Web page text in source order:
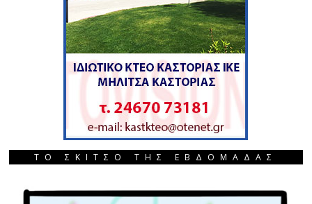
ΤΟ ΣΚΙΤΣΟ ΤΗΣ ΕΒΔΟΜΑΔΑΣ